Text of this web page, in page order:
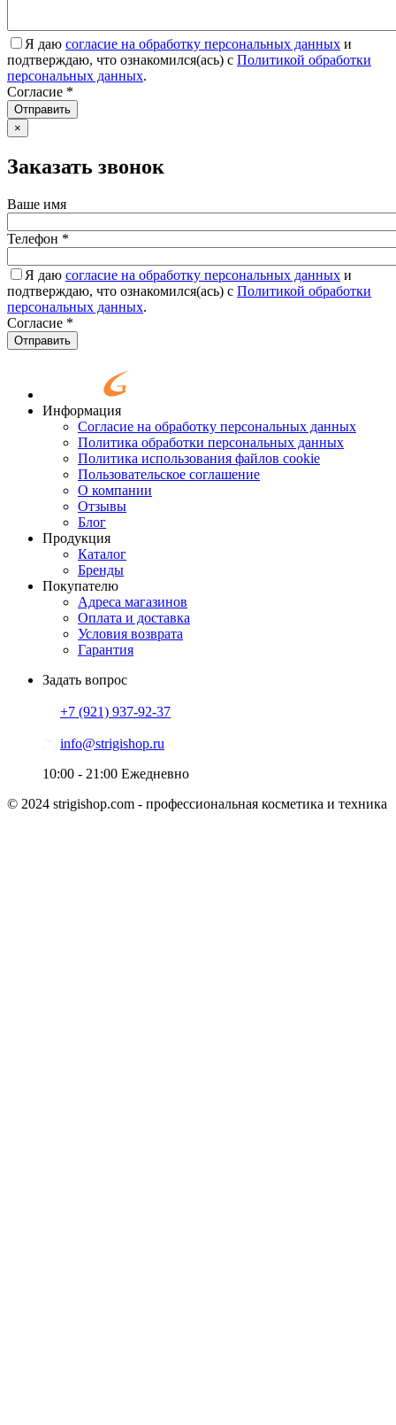
Я даю согласие на обработку персональных данных и
подтверждаю, что ознакомился(ась) с Политикой обработки
персональных данных.
Согласие *
Отправить
×
Заказать звонок
Ваше имя
Телефон *
Я даю согласие на обработку персональных данных и
подтверждаю, что ознакомился(ась) с Политикой обработки
персональных данных.
Согласие *
Отправить
Информация
Согласие на обработку персональных данных
Политика обработки персональных данных
Политика использования файлов cookie
Пользовательское соглашение
О компании
Отзывы
Блог
Продукция
Каталог
Бренды
Покупателю
Адреса магазинов
Оплата и доставка
Условия возврата
Гарантия
Задать вопрос
+7 (921) 937-92-37
info@strigishop.ru
10:00 - 21:00 Ежедневно
© 2024 strigishop.com - профессиональная косметика и техника